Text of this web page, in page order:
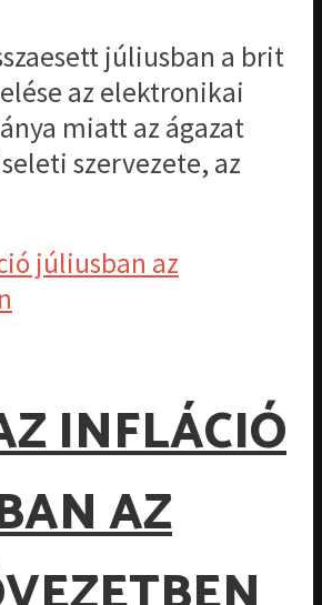
júliusban a brit
az elektronikai
miatt az ágazat
szervezete, az
INFLÁCIÓ
AZ